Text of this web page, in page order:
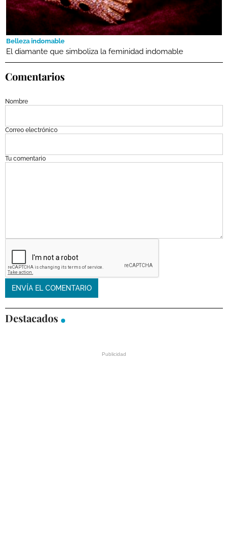
Belleza indomable
El diamante que simboliza la feminidad indomable
Comentarios
Nombre
Correo electrónico
Tu comentario
Destacados